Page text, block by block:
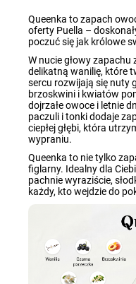
Queenka to zapach
oferty Puella –
poczuć się jak królowe
W nucie głowy zapachu
delikatną wanilię, które
sercu rozwijają się nuty
brzoskwini i kwiatów
dojrzałe owoce i letnie
paczuli i tonki dodaje
ciepłej głębi, która
wypraniu.
Queenka to nie tylko
figlarny. Idealny dla
pachnie wyraziście,
każdy, kto wejdzie do